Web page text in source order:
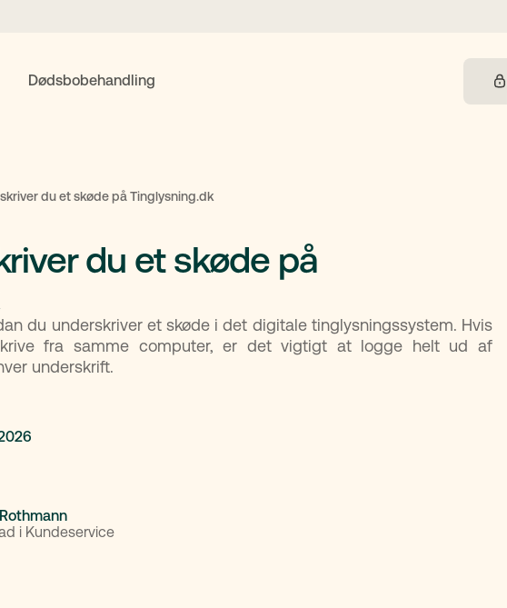
Dødsbobehandling
du et skøde på Tinglysning.dk
du et skøde på
du underskriver et skøde i det digitale tinglysningssystem. Hvis
fra samme computer, er det vigtigt at logge helt ud af
underskrift.
i Kundeservice
Fremtidsfuldmagt Bolighandel
Søgning understøttet af AI